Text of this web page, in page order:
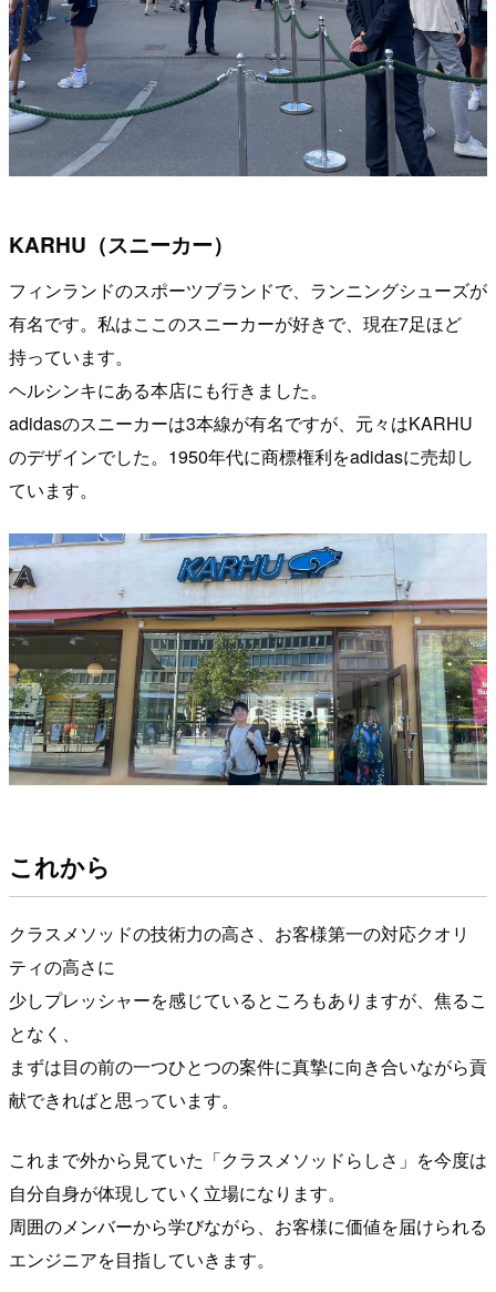
KARHU（スニーカー）
フィンランドのスポーツブランドで、ランニングシューズが
有名です。私はここのスニーカーが好きで、現在7足ほど
持っています。
ヘルシンキにある本店にも行きました。
adidasのスニーカーは3本線が有名ですが、元々はKARHU
のデザインでした。1950年代に商標権利をadidasに売却し
ています。
これから
クラスメソッドの技術力の高さ、お客様第一の対応クオリ
ティの高さに
少しプレッシャーを感じているところもありますが、焦るこ
となく、
まずは目の前の一つひとつの案件に真摯に向き合いながら貢
献できればと思っています。
これまで外から見ていた「クラスメソッドらしさ」を今度は
自分自身が体現していく立場になります。
周囲のメンバーから学びながら、お客様に価値を届けられる
エンジニアを目指していきます。